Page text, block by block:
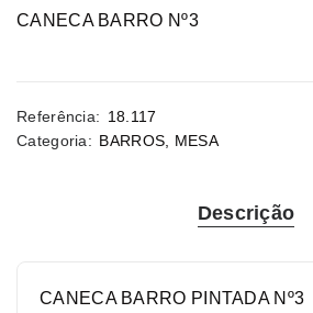
CANECA BARRO Nº3
Referência: 18.117
Categoria: BARROS MESA
Descrição
CANECA BARRO PINTADA Nº3